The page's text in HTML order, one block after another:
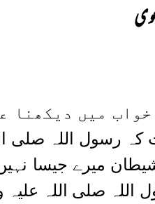
میں دیکھنا
رسول اللہ صلی
میرے جیسا
صلی اللہ علیہ